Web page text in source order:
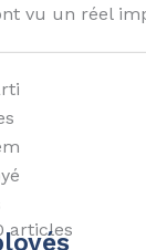
vu un réel
articles